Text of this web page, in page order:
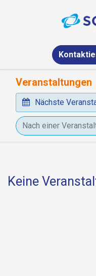
Veranstaltungen
Nächste
Keine